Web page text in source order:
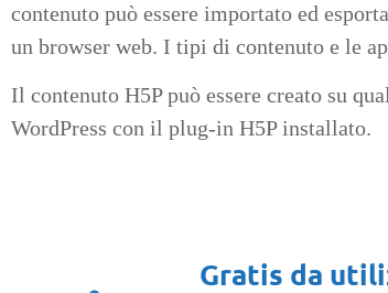
contenuto può essere importato ed
un browser web. I tipi di contenuto e le
Il contenuto H5P può essere creato su
WordPress con il plug-in H5P installato.
Gratis da